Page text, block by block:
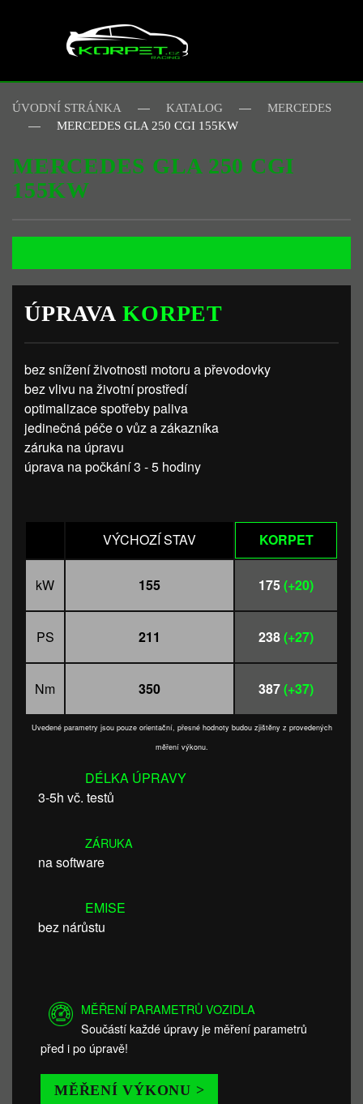
Skip to main content
ÚVODNÍ STRÁNKA KATALOG
MERCEDES
MERCEDES GLA 250 CGI 155KW
MERCEDES GLA 250 CGI
155KW
ÚPRAVAKORPET
bez snížení životnosti motoru a převodovky
bez vlivu na životní prostředí
optimalizace spotřeby paliva
jedinečná péče o vůz a zákazníka
záruka na úpravu
úprava na počkání 3 - 5 hodiny
VÝCHOZÍ STAV KORPET
kW 155 175(+20)
PS 211 238(+27)
Nm 350 387(+37)
Uvedené parametry jsou pouze orientační, přesné hodnoty budou zjištěny z provedených
měření výkonu.
DÉLKA ÚPRAVY
3-5h vč. testů
ZÁRUKA
na software
EMISE
bez nárůstu
MĚŘENÍ PARAMETRŮ VOZIDLA
Součástí každé úpravy je měření parametrů
před i po úpravě!
MĚŘENÍ VÝKONU >